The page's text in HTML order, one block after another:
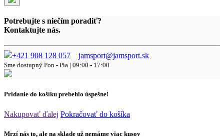
Potrebujte s niečím poradiť?
Kontaktujte nás.
+421 908 128 057 jamsport@jamsport.sk
Sme dostupný Pon - Pia | 09:00 - 17:00
Pridanie do košíku prebehlo úspešne!
Nakupovať ďalej Pokračovať do košíka
Mrzí nás to, ale na sklade už nemáme viac kusov